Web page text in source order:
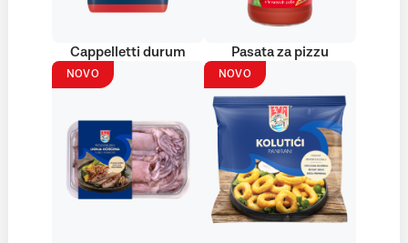
Cappelletti durum Pasata za pizzu
NOVO NOVO